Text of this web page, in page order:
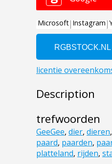
Description
trefwoorden
GeeGee, dier, dieren,
paard, paarden,
platteland, rijden,